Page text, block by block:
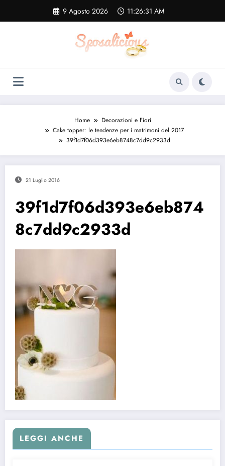
contenuto
9 Agosto 2026 11:26:32 AM
Home
Decorazioni e Fiori
Cake topper: le tendenze per i matrimoni del 2017
39f1d7f06d393e6eb8748c7dd9c2933d
21 Luglio 2016
39f1d7f06d393e6eb874
8c7dd9c2933d
LEGGI ANCHE